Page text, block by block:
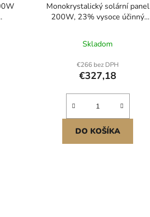
Monokrystalický solární panel
200W, 23% vysoce účinný
se stabilním výstupem MC4 a
hliníkovým rámem, vodotěsný
solární panel s krytím IP65 pro
aplikace na ploché střeše
automobilů, lodí a obytných vozů
mimo síť<br/
Skladom
€266 bez DPH
€327,18
DO KOŠÍKA